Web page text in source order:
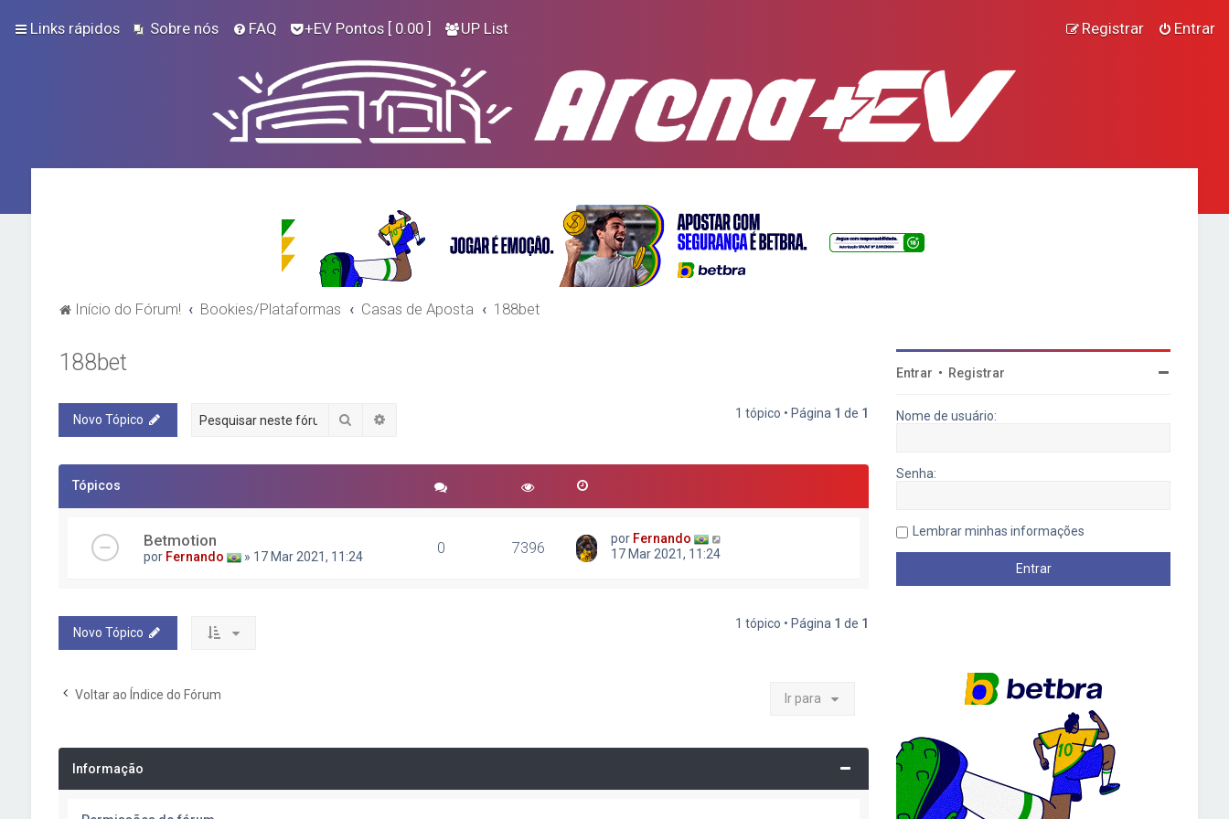
Links rápidos Sobre nós FAQ +EV Pontos [ 0.00 ] UP List Entrar
Registrar
Início do Fórum! Bookies/Plataformas Casas de Aposta 188bet
188bet
Novo Tópico Pesquisar 1 tópico • Página 1 de 1
Tópicos
Betmotion
por Fernando » 17 Mar 2021, 11:24 0 7396 por Fernando
17 Mar 2021, 11:24
Novo Tópico
1 tópico • Página 1 de 1
Voltar ao Índice do Fórum Ir para
Informação
Entrar • Registrar
Nome de usuário:
Senha:
Lembrar minhas informações